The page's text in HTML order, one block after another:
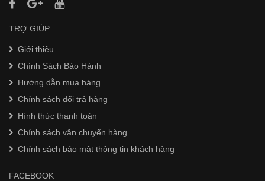
TRỢ GIÚP
Giới thiệu
Chính Sách Bảo Hành
Hướng dẫn mua hàng
Chính sách đổi trả hàng
Hình thức thanh toán
Chính sách vận chuyển hàng
Chính sách bảo mật thông tin khách hàng
FACEBOOK